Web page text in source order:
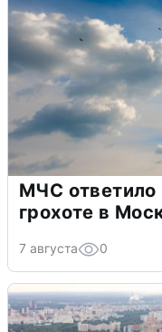
МЧС ответило
грохоте в
7 августа 0